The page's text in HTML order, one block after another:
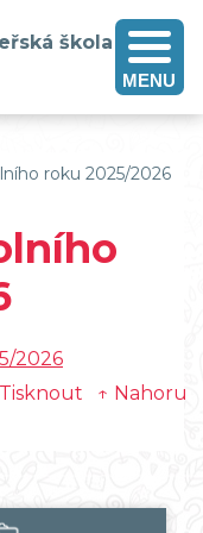
škola
MENU
roku 2025/2026
Tisknout ↑ Nahoru